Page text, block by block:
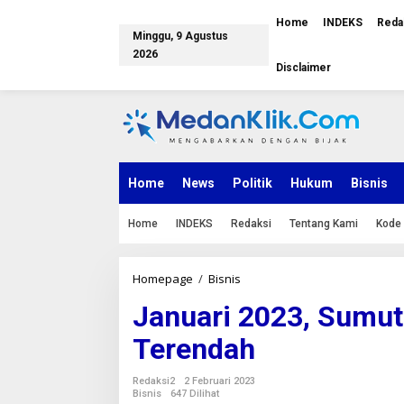
i
Minggu, 9 Agustus
2026
Home INDEKS
Disclaimer
Home News Politik Hukum Bisnis
Home INDEKS Redaksi Tentang Kami
Homepage / Bisnis
n
u
a
r
i
Januari 2023,
Terendah
Redaksi2
2 Februari 2023
Bisnis
647 Dilihat